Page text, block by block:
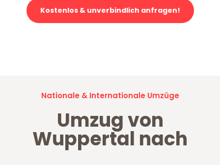
Kostenlos & unverbindlich anfragen!
Nationale & Internationale Umzüge
Umzug von
Wuppertal nach